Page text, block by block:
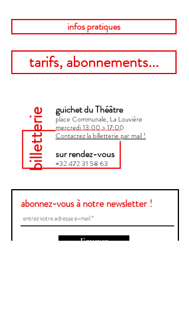
infos pratiques
tarifs, abonnements...
billetterie guichet du Théâtre
place Communale, La Louvière
mercredi 13:00 > 17:00​
Contactez la billetterie par mail !
sur rendez-vous
+32 472 31 58 63
abonnez-vous à notre newsletter !
Envoyer